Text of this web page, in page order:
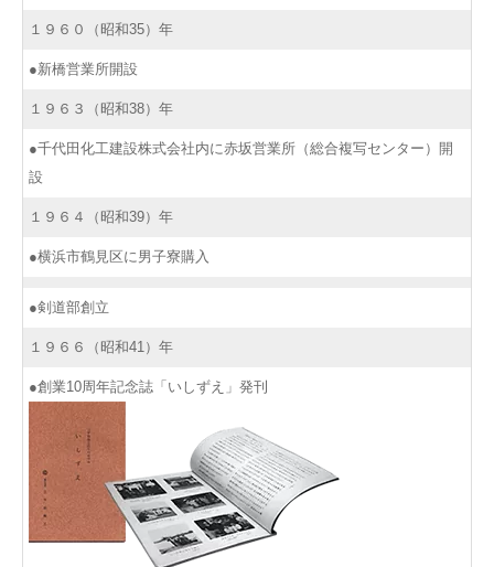
１９６０（昭和35）年
●新橋営業所開設
１９６３（昭和38）年
●千代田化工建設株式会社内に赤坂営業所（総合複写センター）開
設
１９６４（昭和39）年
●横浜市鶴見区に男子寮購入
●剣道部創立
１９６６（昭和41）年
●創業10周年記念誌「いしずえ」発刊